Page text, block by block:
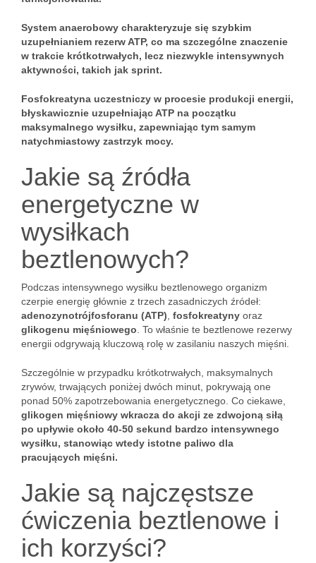
System anaerobowy charakteryzuje się szybkim
uzupełnianiem rezerw ATP, co ma szczególne znaczenie
w trakcie krótkotrwałych, lecz niezwykle intensywnych
aktywności, takich jak sprint.
Fosfokreatyna uczestniczy w procesie produkcji energii,
błyskawicznie uzupełniając ATP na początku
maksymalnego wysiłku, zapewniając tym samym
natychmiastowy zastrzyk mocy.
Jakie są źródła
energetyczne w
wysiłkach
beztlenowych?
Podczas intensywnego wysiłku beztlenowego organizm
czerpie energię głównie z trzech zasadniczych źródeł:
adenozynotrójfosforanu (ATP) fosfokreatyny oraz
glikogenu mięśniowego . To właśnie te beztlenowe rezerwy
energii odgrywają kluczową rolę w zasilaniu naszych mięśni.
Szczególnie w przypadku krótkotrwałych, maksymalnych
zrywów, trwających poniżej dwóch minut, pokrywają one
ponad 50% zapotrzebowania energetycznego. Co ciekawe,
glikogen mięśniowy wkracza do akcji ze zdwojoną siłą
po upływie około 40-50 sekund bardzo intensywnego
wysiłku, stanowiąc wtedy istotne paliwo dla
pracujących mięśni.
Jakie są najczęstsze
ćwiczenia beztlenowe i
ich korzyści?